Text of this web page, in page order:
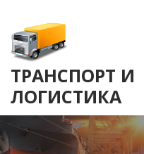
content
ТРАНСПОРТ И
ЛОГИСТИКА